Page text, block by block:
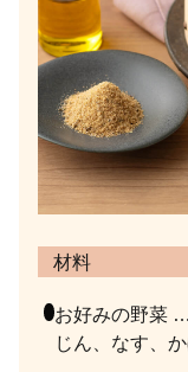
材料
お好みの野菜
じん、なす、